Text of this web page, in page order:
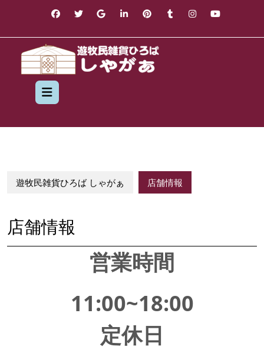
遊牧民雑貨ひろば しゃがぁ 店舗情報
店舗情報
営業時間
11:00~18:00
定休日